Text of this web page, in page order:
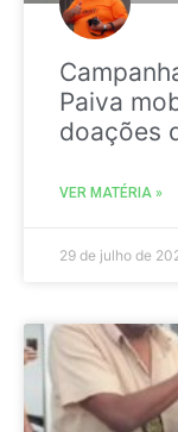
Paiva
doações
VER MATÉRIA »
29 de julho de